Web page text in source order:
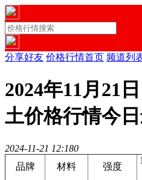
分享好友 价格行情首页 频道列
2024年11月21
土价格行情今
2024-11-21 12:180
品牌
材料 强度